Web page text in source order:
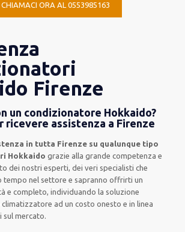
CHIAMACI ORA AL 0553985163
Firenze
un condizionatore Hokkaido?
ricevere assistenza a Firenze
in tutta Firenze su qualunque tipo
Hokkaido grazie alla grande competenza e
dei nostri esperti, dei veri specialisti che
tempo nel settore e sapranno offrirti un
e completo, individuando la soluzione
ad un costo onesto e in linea
sul mercato.